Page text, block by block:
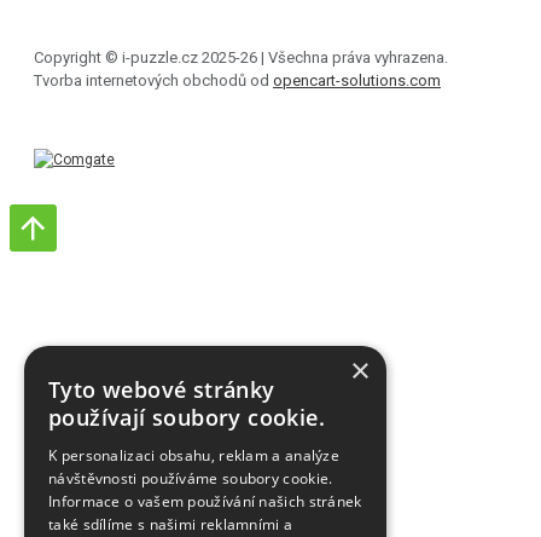
Copyright © i-puzzle.cz 2025-26 | Všechna práva vyhrazena.
Tvorba internetových obchodů od opencart-solutions.com
×
Tyto webové stránky
používají soubory cookie.
K personalizaci obsahu, reklam a analýze
návštěvnosti používáme soubory cookie.
Informace o vašem používání našich stránek
také sdílíme s našimi reklamními a